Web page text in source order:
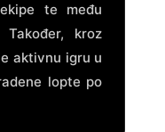
te među
kroz
aktivnu igru u
lopte po